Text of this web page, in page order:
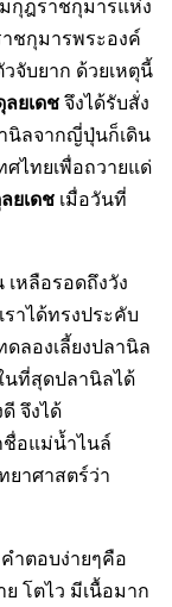
กุฎราชกุมารแห่ง
ชกุมารพระองค์
จับยาก ด้วยเหตุนี้
ยเดชจึงได้รับสั่ง
นิลจากญี่ปุ่นก็เดิน
ศไทยเพื่อถวายแด่
ยเดช เมื่อวันที่
หลือรอดถึงวัง
าได้ทรงประคับ
ลองเลี้ยงปลานิล
นที่สุดปลานิลได้
จึงได้
อแม่น้ำไนล์
าศาสตร์ว่า
ำตอบง่ายๆคือ
โตไว มีเนื้อมาก